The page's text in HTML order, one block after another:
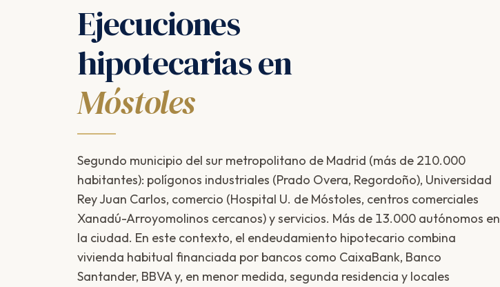
Ejecuciones
hipotecarias en
Móstoles
Segundo municipio del sur metropolitano de Madrid (más de 210.000
habitantes): polígonos industriales (Prado Overa, Regordoño), Universidad
Rey Juan Carlos, comercio (Hospital U. de Móstoles, centros comerciales
Xanadú-Arroyomolinos cercanos) y servicios. Más de 13.000 autónomos en
la ciudad. En este contexto, el endeudamiento hipotecario combina
vivienda habitual financiada por bancos como CaixaBank, Banco
Santander, BBVA y, en menor medida, segunda residencia y locales